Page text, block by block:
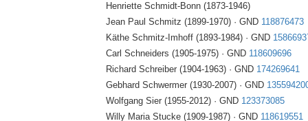
Henriette Schmidt-Bonn (1873-1946)
Jean Paul Schmitz (1899-1970) · GND 118876473
Käthe Schmitz-Imhoff (1893-1984) · GND
Carl Schneiders (1905-1975) · GND 118609696
Richard Schreiber (1904-1963) · GND 174269641
Gebhard Schwermer (1930-2007) · GND
Wolfgang Sier (1955-2012) · GND 123373085
Willy Maria Stucke (1909-1987) · GND 118619551